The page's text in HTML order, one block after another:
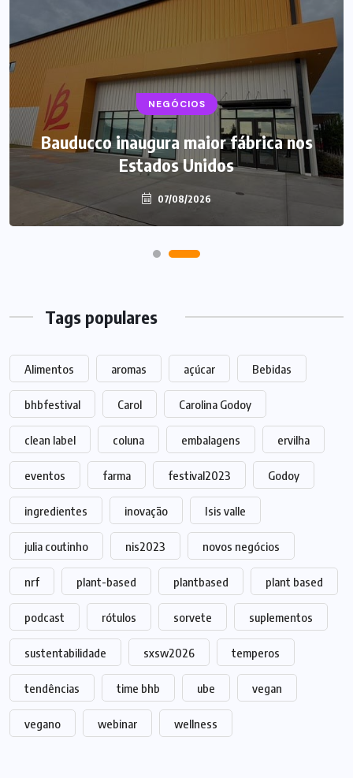
NEGÓCIOS
Bauducco inaugura maior fábrica nos
Estados Unidos
07/08/2026
NEGÓCIOS TENDÊNCIAS
Mercado de marmitas atrai Seara, iFood
e grandes empresas
07/08/2026
Tags populares
Alimentos aromas açúcar Bebidas
bhbfestival Carol Carolina Godoy
clean label coluna embalagens ervilha
eventos farma festival2023 Godoy
ingredientes inovação Isis valle
julia coutinho nis2023 novos negócios
nrf plant-based plantbased plant based
podcast rótulos sorvete suplementos
sustentabilidade sxsw2026 temperos
tendências time bhb ube vegan
vegano webinar wellness